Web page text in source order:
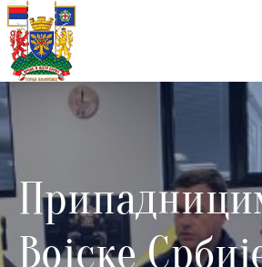
Насловна
самоуправа
Општинска
управа
Актуелности
Војске